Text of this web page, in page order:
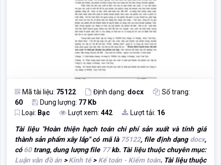
Mã tài liệu: 75122 Định dạng: docx
Số trang:
60
Dung lượng: 77 Kb
Loại: Bạc Lượt xem: 442 Lượt tải: 16
Tài liệu "Hoàn thiện hạch toán chi phí sản xuất và tính giá
thành sản phẩm xây lắp" có mã là 75122, file định dạng docx,
có60trang, dung lượng file 77kb. Tài liệu thuộc chuyên mục:
Luận văn đồ án>Kinh tế> Kế toán - Kiểm toán. Tài liệu thuộc